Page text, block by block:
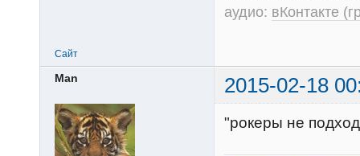
аудио: вКонтакте
Сайт
Man 2015-02-18
"рокеры не